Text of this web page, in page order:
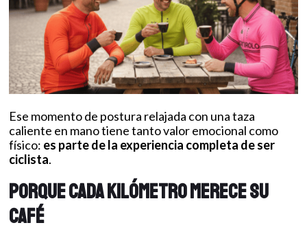
Ese momento de postura relajada con una taza
caliente en mano tiene tanto valor emocional como
físico: es parte de la experiencia completa de ser
ciclista.
Porque cada kilómetro merece su
café